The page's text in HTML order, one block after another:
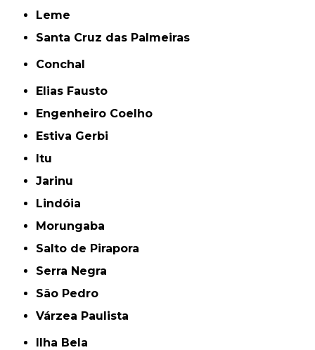
Leme
Santa Cruz das Palmeiras
Conchal
Elias Fausto
Engenheiro Coelho
Estiva Gerbi
Itu
Jarinu
Lindóia
Morungaba
Salto de Pirapora
Serra Negra
São Pedro
Várzea Paulista
Ilha Bela